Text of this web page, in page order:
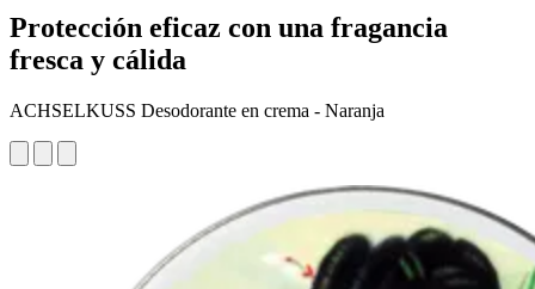
Protección eficaz con una fragancia
fresca y cálida
ACHSELKUSS Desodorante en crema - Naranja